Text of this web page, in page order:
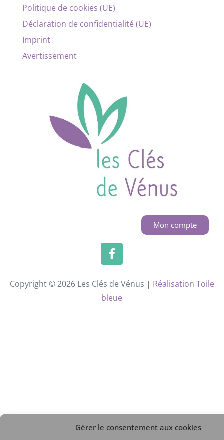
Gérer le consentement aux cookies
Politique de cookies (UE)
Déclaration de confidentialité (UE)
Imprint
Avertissement
Mon compte
Copyright © 2026 Les Clés de Vénus | Réalisation Toile
bleue